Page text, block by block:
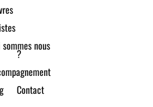
nous
?
Contact